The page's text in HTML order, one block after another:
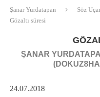
Şanar Yurdatapan Söz Uçar
Gözaltı süresi
ŞANAR
24.07.2018